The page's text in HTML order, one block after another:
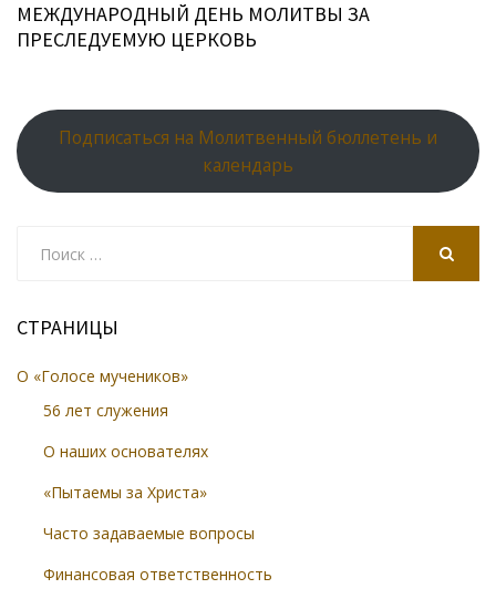
МЕЖДУНАРОДНЫЙ ДЕНЬ МОЛИТВЫ ЗА
ПРЕСЛЕДУЕМУЮ ЦЕРКОВЬ
Подписаться на Молитвенный бюллетень и
календарь
СТРАНИЦЫ
О «Голосе мучеников»
56 лет служения
О наших основателях
«Пытаемы за Христа»
Часто задаваемые вопросы
Финансовая ответственность